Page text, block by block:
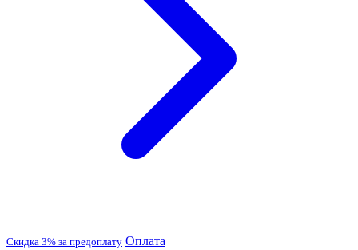
Скидка 3% за предоплату Оплата